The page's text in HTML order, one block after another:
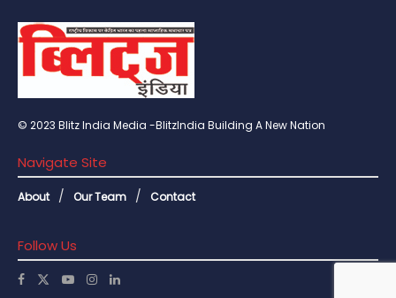
© 2023 Blitz India Media -BlitzIndia Building A New Nation
Navigate Site
About Our Team Contact
Follow Us